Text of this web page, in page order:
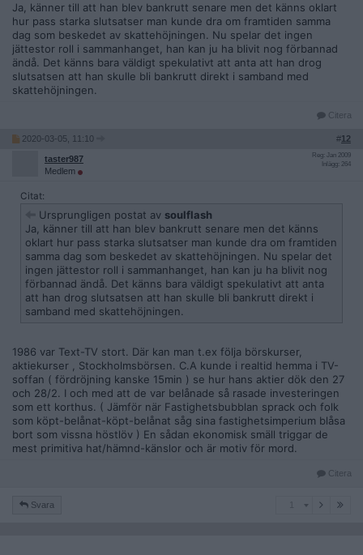
Ja, känner till att han blev bankrutt senare men det känns oklart
hur pass starka slutsatser man kunde dra om framtiden samma
dag som beskedet av skattehöjningen. Nu spelar det ingen
jättestor roll i sammanhanget, han kan ju ha blivit nog förbannad
ändå. Det känns bara väldigt spekulativt att anta att han drog
slutsatsen att han skulle bli bankrutt direkt i samband med
skattehöjningen.
Citera
2020-03-05, 11:10 #12
taster987
Medlem
Reg: Jan 2009
Inlägg: 264
Citat:
Ursprungligen postat av soulflash
Ja, känner till att han blev bankrutt senare men det känns
oklart hur pass starka slutsatser man kunde dra om framtiden
samma dag som beskedet av skattehöjningen. Nu spelar det
ingen jättestor roll i sammanhanget, han kan ju ha blivit nog
förbannad ändå. Det känns bara väldigt spekulativt att anta
att han drog slutsatsen att han skulle bli bankrutt direkt i
samband med skattehöjningen.
1986 var Text-TV stort. Där kan man t.ex följa börskurser,
aktiekurser , Stockholmsbörsen. C.A kunde i realtid hemma i TV-
soffan ( fördröjning kanske 15min ) se hur hans aktier dök den 27
och 28/2. I och med att de var belånade så rasade investeringen
som ett korthus. ( Jämför när Fastighetsbubblan sprack och folk
som köpt-belånat-köpt-belånat såg sina fastighetsimperium blåsa
bort som vissna höstlöv ) En sådan ekonomisk smäll triggar de
mest primitiva hat/hämnd-känslor och är motiv för mord.
Citera
Svara